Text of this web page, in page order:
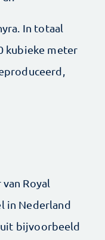
In totaal
kubieke meter
Royal
in Nederland
uit bijvoorbeeld